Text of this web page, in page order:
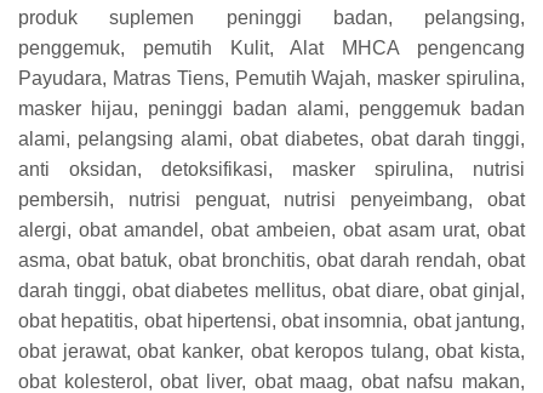
produk suplemen peninggi badan, pelangsing,
penggemuk, pemutih Kulit, Alat MHCA pengencang
Payudara, Matras Tiens, Pemutih Wajah, masker spirulina,
masker hijau, peninggi badan alami, penggemuk badan
alami, pelangsing alami, obat diabetes, obat darah tinggi,
anti oksidan, detoksifikasi, masker spirulina, nutrisi
pembersih, nutrisi penguat, nutrisi penyeimbang, obat
alergi, obat amandel, obat ambeien, obat asam urat, obat
asma, obat batuk, obat bronchitis, obat darah rendah, obat
darah tinggi, obat diabetes mellitus, obat diare, obat ginjal,
obat hepatitis, obat hipertensi, obat insomnia, obat jantung,
obat jerawat, obat kanker, obat keropos tulang, obat kista,
obat kolesterol, obat liver, obat maag, obat nafsu makan,